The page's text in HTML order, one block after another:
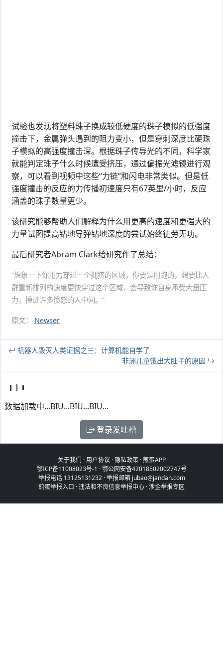
试验也发现将塑料珠子换成较低硬度的珠子模拟的低强度
撞击下，金属弹头遇到的阻力变小，但是穿刺深度比硬珠
子模拟的高强度撞击深。根据珠子传导光的不同，科学家
就能判定珠子什么时候遭受挤压，通过偏振光滤镜进行观
察，可以看到视频中这些“力链”和闪电非常类似。但是低
强度撞击的反应的力传播初速度只有67英里/小时，反应
涵盖的珠子数量更少。
该研究能够帮助人们解释为什么用更高的速度和更强大的
力量试图提高钻地导弹钻地深度的尝试始终徒劳无功。
最后研究者Abram Clark给研究作了总结：
“想象一下你用力穿过一个拥挤的区域，你要是用跑的，想要比人
群重新排列的速度更快穿过这个区域，会导致你自身承受大量压
力，撞进许多愤怒的人中间。”
原文： Newser
机器人毁灭人类证据之三：计算机能自学了
非洲儿童饿出大肚子的原因
数据加载中...BIU...BIU...BIU...
登录发吐槽
关于我们 ·用户协议 · 隐私政策·煎蛋APP
鄂ICP备11008023号-1 ·鄂公网安备42018502002747号
举报电话 13125131232 · 举报邮箱 jubao@jandan.com
煎蛋举报入口 ·违法和不良信息举报中心 ·涉企举报专区